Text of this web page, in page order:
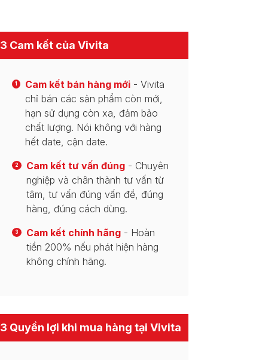
3 Cam kết của Vivita
1 Cam kết bán hàng mới - Vivita
chỉ bán các sản phẩm còn mới,
hạn sử dụng còn xa, đảm bảo
chất lượng. Nói không với hàng
hết date, cận date.
2 Cam kết tư vấn đúng - Chuyên
nghiệp và chân thành tư vấn từ
tâm, tư vấn đúng vấn đề, đúng
hàng, đúng cách dùng.
3 Cam kết chính hãng - Hoàn
tiền 200% nếu phát hiện hàng
không chính hãng.
3 Quyền lợi khi mua hàng tại Vivita